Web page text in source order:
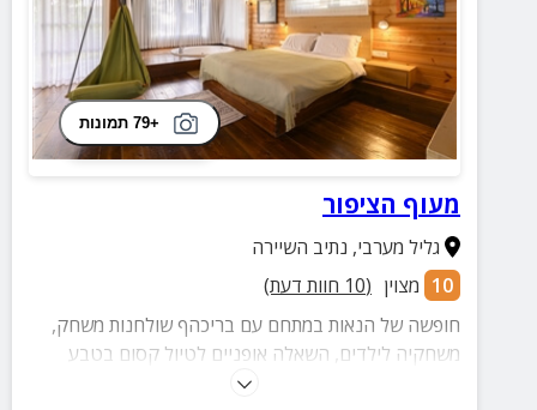
+79 תמונות
מעוף הציפור
גליל מערבי, נתיב השיירה
10 מצוין (
10 חוות דעת)
חופשה של הנאות במתחם עם בריכהף שולחנות משחק,
משחקיה לילדים, השאלה אופניים לטיול קסום בטבע
הירוק ועוד מגוון של הנאות מיוחדות